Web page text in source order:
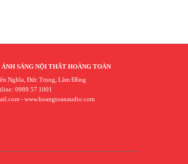
SÁNG NỘI THẤT HOÀNG TOÀN
Nghĩa, Đức Trọng, Lâm Đồng
0989 57 1001
- www.hoangtoanaudio.com